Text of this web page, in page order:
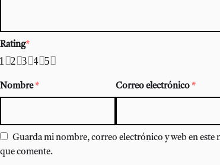
Rating*
5
4
3
2
1
Nombre * Correo electrónico *
Guarda mi nombre, correo electrónico y web en este
que comente.